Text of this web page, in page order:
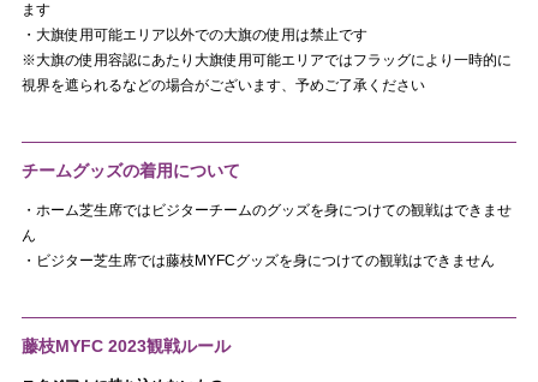
ます
・大旗使用可能エリア以外での大旗の使用は禁止です
※大旗の使用容認にあたり大旗使用可能エリアではフラッグにより一時的に
視界を遮られるなどの場合がございます、予めご了承ください
チームグッズの着用について
・ホーム芝生席ではビジターチームのグッズを身につけての観戦はできませ
ん
・ビジター芝生席では藤枝MYFCグッズを身につけての観戦はできません
藤枝MYFC 2023観戦ルール